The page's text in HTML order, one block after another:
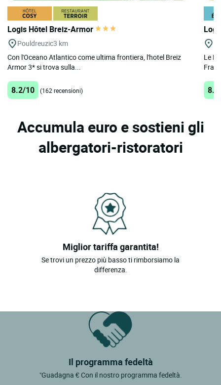
Logis Hôtel Breiz-Armor
Pouldreuzic3 km
Con l'Oceano Atlantico come ultima frontiera, l'hotel Breiz
Armor 3* si trova sulla...
8.2/10 (162 recensioni)
Le
Accumula euro e sostieni gli
albergatori-ristoratori
Miglior tariffa garantita!
Se trovi un prezzo più basso ti rimborsiamo la
differenza.
Il programma fedeltà
"Guadagna € Con il nostro programma fedeltà.